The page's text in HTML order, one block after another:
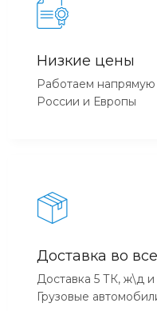
Низкие цены
Работаем
России и Европы
Доставка во
Доставка 5 ТК, ж\д
Грузовые